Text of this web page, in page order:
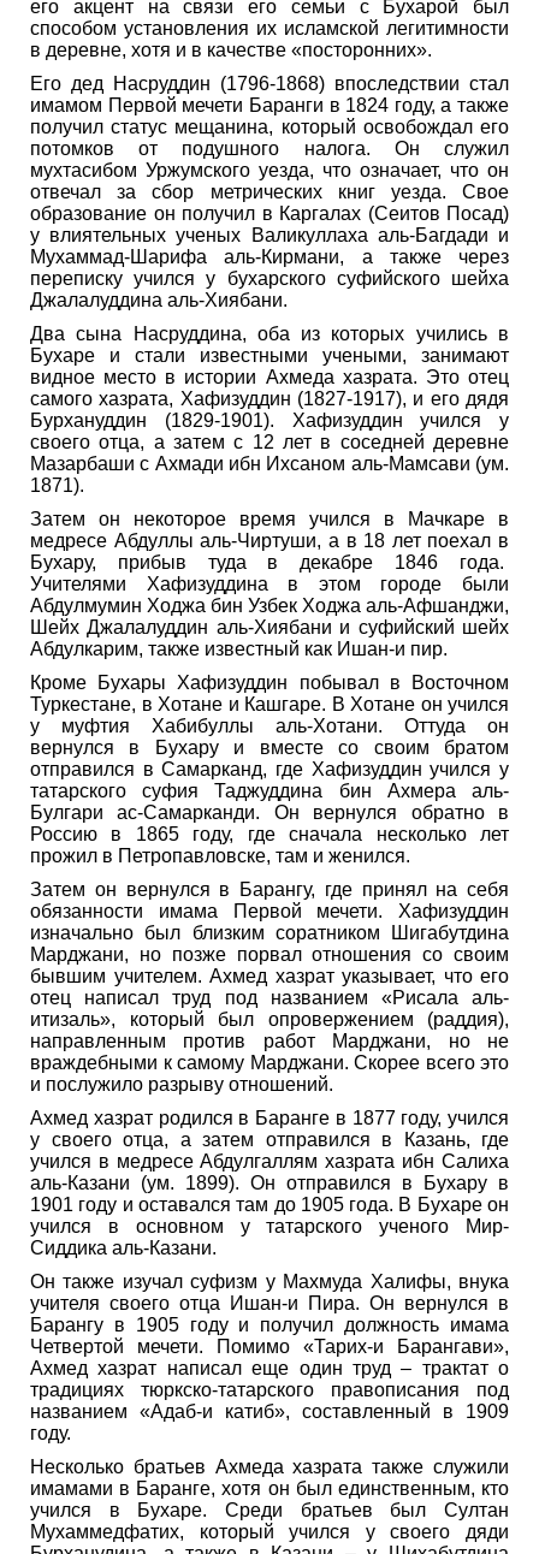
его акцент на связи его семьи с Бухарой ​​был
способом установления их исламской легитимности
в деревне, хотя и в качестве «посторонних».
Его дед Насруддин (1796-1868) впоследствии стал
имамом Первой мечети Баранги в 1824 году, а также
получил статус мещанина, который освобождал его
потомков от подушного налога. Он служил
мухтасибом Уржумского уезда, что означает, что он
отвечал за сбор метрических книг уезда. Свое
образование он получил в Каргалах (Сеитов Посад)
у влиятельных ученых Валикуллаха аль-Багдади и
Мухаммад-Шарифа аль-Кирмани, а также через
переписку учился у бухарского суфийского шейха
Джалалуддина аль-Хиябани.
Два сына Насруддина, оба из которых учились в
Бухаре и стали известными учеными, занимают
видное место в истории Ахмеда хазрата. Это отец
самого хазрата, Хафизуддин (1827-1917), и его дядя
Бурхануддин (1829-1901). Хафизуддин учился у
своего отца, а затем с 12 лет в соседней деревне
Мазарбаши с Ахмади ибн Ихсаном аль-Мамсави (ум.
1871).
Затем он некоторое время учился в Мачкаре в
медресе Абдуллы аль-Чиртуши, а в 18 лет поехал в
Бухару, прибыв туда в декабре 1846 года.
Учителями Хафизуддина в этом городе были
Абдулмумин Ходжа бин Узбек Ходжа аль-Афшанджи,
Шейх Джалалуддин аль-Хиябани и суфийский шейх
Абдулкарим, также известный как Ишан-и пир.
Кроме Бухары Хафизуддин побывал в Восточном
Туркестане, в Хотане и Кашгаре. В Хотане он учился
у муфтия Хабибуллы аль-Хотани. Оттуда он
вернулся в Бухару и вместе со своим братом
отправился в Самарканд, где Хафизуддин учился у
татарского суфия Таджуддина бин Ахмера аль-
Булгари ас-Самарканди. Он вернулся обратно в
Россию в 1865 году, где сначала несколько лет
прожил в Петропавловске, там и женился.
Затем он вернулся в Барангу, где принял на себя
обязанности имама Первой мечети. Хафизуддин
изначально был близким соратником Шигабутдина
Марджани, но позже порвал отношения со своим
бывшим учителем. Ахмед хазрат указывает, что его
отец написал труд под названием «Рисала аль-
итизаль», который был опровержением (раддия),
направленным против работ Марджани, но не
враждебными к самому Марджани. Скорее всего это
и послужило разрыву отношений.
Ахмед хазрат родился в Баранге в 1877 году, учился
у своего отца, а затем отправился в Казань, где
учился в медресе Абдулгаллям хазрата ибн Салиха
аль-Казани (ум. 1899). Он отправился в Бухару в
1901 году и оставался там до 1905 года. В Бухаре он
учился в основном у татарского ученого Мир-
Сиддика аль-Казани.
Он также изучал суфизм у Махмуда Халифы, внука
учителя своего отца Ишан-и Пира. Он вернулся в
Барангу в 1905 году и получил должность имама
Четвертой мечети. Помимо «Тарих-и Барангави»,
Ахмед хазрат написал еще один труд – трактат о
традициях тюркско-татарского правописания под
названием «Адаб-и катиб», составленный в 1909
году.
Несколько братьев Ахмеда хазрата также служили
имамами в Баранге, хотя он был единственным, кто
учился в Бухаре. Среди братьев был Султан
Мухаммедфатих, который учился у своего дяди